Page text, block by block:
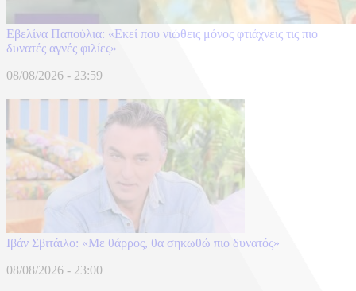
Εβελίνα Παπούλια: «Εκεί που νιώθεις μόνος φτιάχνεις τις πιο
δυνατές αγνές φιλίες»
08/08/2026 - 23:59
Ιβάν Σβιτάιλο: «Με θάρρος, θα σηκωθώ πιο δυνατός»
08/08/2026 - 23:00